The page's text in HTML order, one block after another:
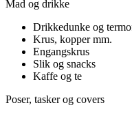
Mad og drikke
Drikkedunke og
Krus, kopper mm.
Engangskrus
Slik og snacks
Kaffe og te
Poser, tasker og covers